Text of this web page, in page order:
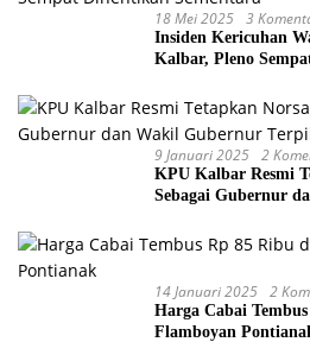
18 Mei 2025 3
Insiden Kericuhan
Kalbar, Pleno
9 Januari 2025 2
KPU Kalbar Resmi
Sebagai Gubernur
14 Januari 2025 2
Harga Cabai
Flamboyan